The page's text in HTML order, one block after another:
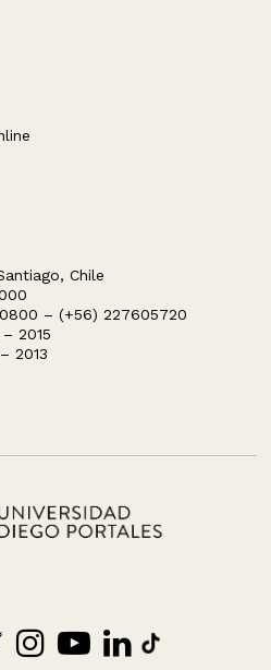
Chile
– (+56) 227605720
2015
2013